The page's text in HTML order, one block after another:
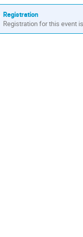
Registration
Registration for this event